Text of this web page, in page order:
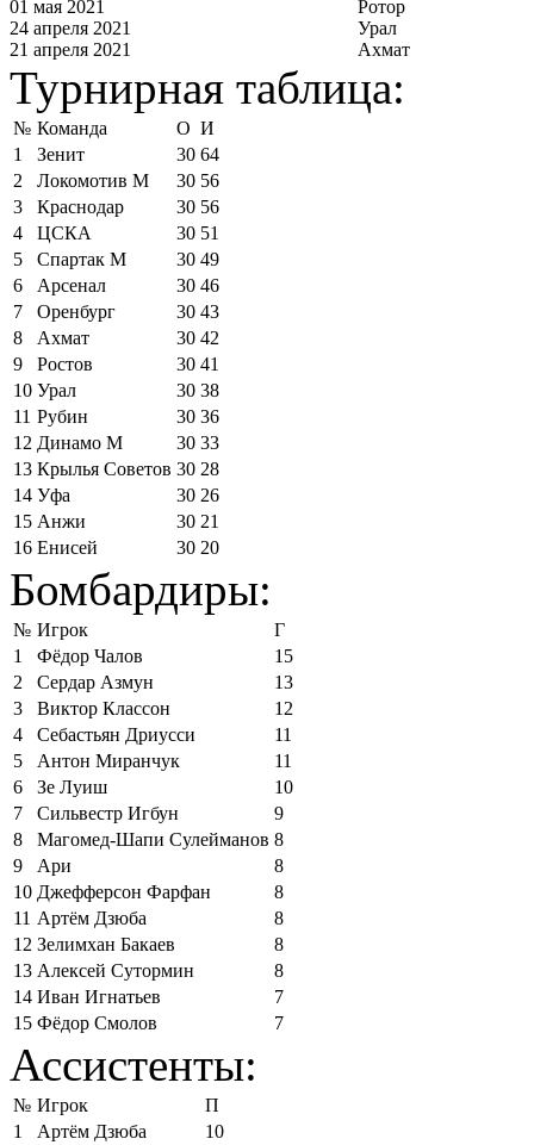
01 мая 2021
Ротор
24 апреля 2021
Урал
21 апреля 2021
Ахмат
Турнирная таблица:
№ Команда О И
1
Зенит 30 64
2
Локомотив М 30 56
3
Краснодар 30 56
4
ЦСКА 30 51
5
Спартак М 30 49
6
Арсенал 30 46
7
Оренбург 30 43
8
Ахмат 30 42
9
Ростов 30 41
10 Урал 30 38
11 Рубин 30 36
12 Динамо М 30 33
13 Крылья Советов 30 28
14 Уфа 30 26
15 Анжи 30 21
16 Енисей 30 20
Бомбардиры:
№ Игрок
Г
1
Фёдор Чалов
15
2
Сердар Азмун
13
3
Виктор Классон
12
4
Себастьян Дриусси
11
5
Антон Миранчук
11
6
Зе Луиш
10
7
Сильвестр Игбун
9
8
Магомед-Шапи Сулейманов 8
9
Ари
8
10 Джефферсон Фарфан
8
11 Артём Дзюба
8
12 Зелимхан Бакаев
8
13 Алексей Сутормин
8
14 Иван Игнатьев
7
15 Фёдор Смолов 7
Ассистенты:
№ Игрок
П
1
Артём Дзюба
10